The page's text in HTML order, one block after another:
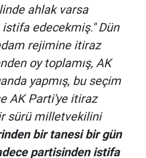
ahlak varsa
edecekmiş." Dün
rejimine itiraz
oy toplamış, AK
yapmış, bu seçim
AK Parti'ye itiraz
sürü milletvekilini
bir tanesi bir gün
partisinden istifa